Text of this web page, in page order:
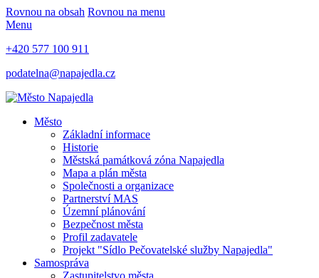
Rovnou na obsah Rovnou na menu
Menu
+420 577 100 911
podatelna@napajedla.cz
Město
Základní informace
Historie
Městská památková zóna Napajedla
Mapa a plán města
Společnosti a organizace
Partnerství MAS
Územní plánování
Bezpečnost města
Profil zadavatele
Projekt "Sídlo Pečovatelské služby Napajedla"
Samospráva
Zastupitelstvo města